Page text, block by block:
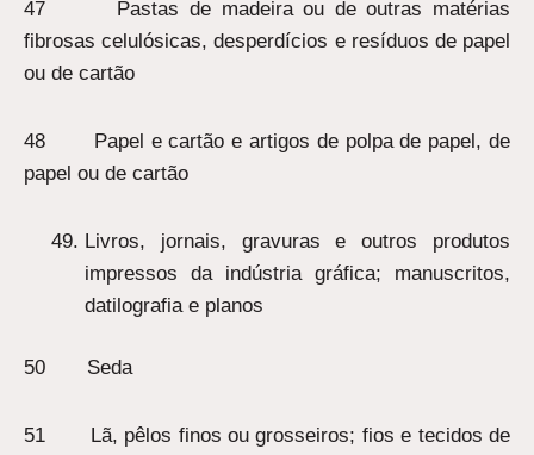
47 Pastas de madeira ou de outras matérias
fibrosas celulósicas, desperdícios e resíduos de papel
ou de cartão
48 Papel e cartão e artigos de polpa de papel, de
papel ou de cartão
Livros, jornais, gravuras e outros produtos
impressos da indústria gráfica; manuscritos,
datilografia e planos
50 Seda
51 Lã, pêlos finos ou grosseiros; fios e tecidos de